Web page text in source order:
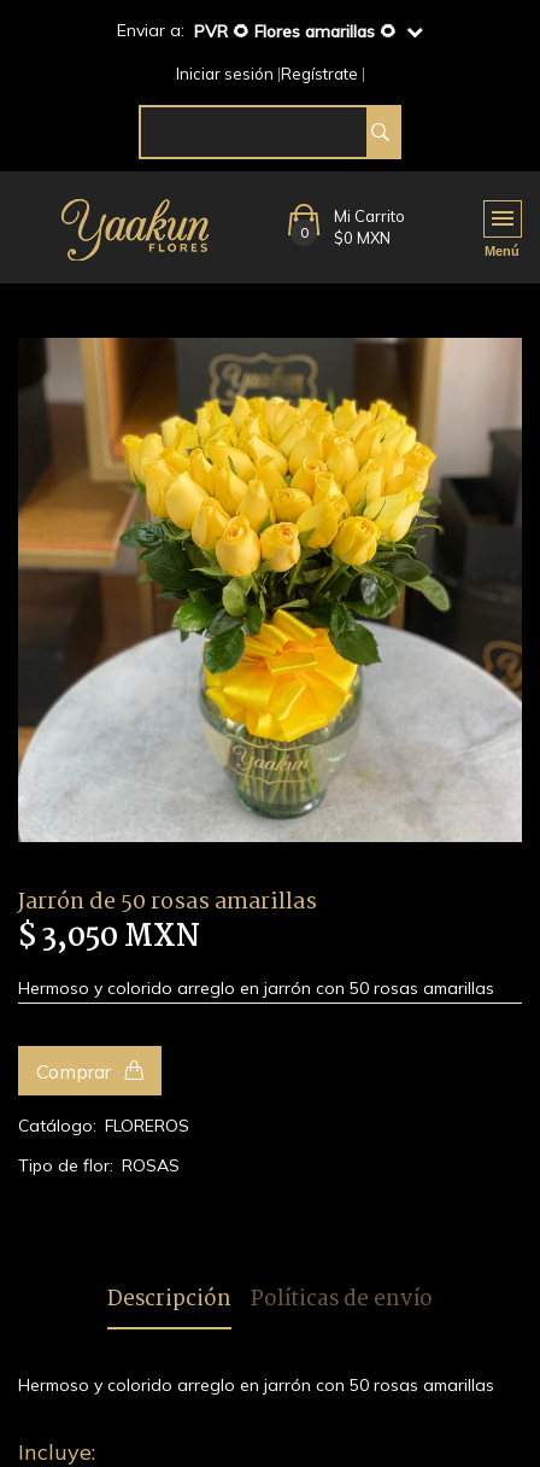
Enviar a: PVR 🌻 Flores amarillas 🌻
Iniciar sesión Regístrate
0
Mi Carrito
$0 MXN
Jarrón de 50 rosas amarillas
$ 3,050 MXN
Hermoso y colorido arreglo en jarrón con 50 rosas amarillas
Comprar
Catálogo: FLOREROS
Tipo de flor: ROSAS
Descripción Políticas de envío
Hermoso y colorido arreglo en jarrón con 50 rosas amarillas
Incluye: